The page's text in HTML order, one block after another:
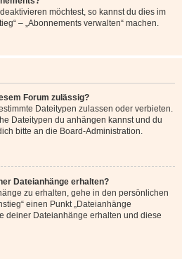
möchtest, so kannst du dies im
– „Abonnements verwalten“ machen.
Forum zulässig?
Dateitypen zulassen oder verbieten.
Dateitypen du anhängen kannst und du
bitte an die Board-Administration.
Dateianhänge erhalten?
zu erhalten, gehe in den persönlichen
einen Punkt „Dateianhänge
deiner Dateianhänge erhalten und diese